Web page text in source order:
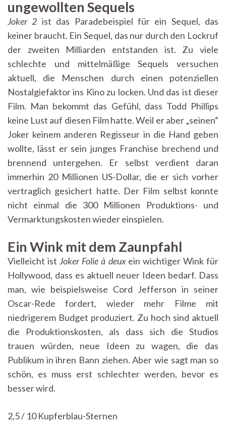
ungewollten Sequels
Joker 2 ist das Paradebeispiel für ein Sequel, das
keiner braucht. Ein Sequel, das nur durch den Lockruf
der zweiten Milliarden entstanden ist. Zu viele
schlechte und mittelmäßige Sequels versuchen
aktuell, die Menschen durch einen potenziellen
Nostalgiefaktor ins Kino zu locken. Und das ist dieser
Film. Man bekommt das Gefühl, dass Todd Phillips
keine Lust auf diesen Film hatte. Weil er aber „seinen“
Joker keinem anderen Regisseur in die Hand geben
wollte, lässt er sein junges Franchise brechend und
brennend untergehen. Er selbst verdient daran
immerhin 20 Millionen US-Dollar, die er sich vorher
vertraglich gesichert hatte. Der Film selbst konnte
nicht einmal die 300 Millionen Produktions- und
Vermarktungskosten wieder einspielen.
Ein Wink mit dem Zaunpfahl
Vielleicht istJoker Folie à deuxein wichtiger Wink für
Hollywood, dass es aktuell neuer Ideen bedarf. Dass
man, wie beispielsweise Cord Jefferson in seiner
Oscar-Rede fordert, wieder mehr Filme mit
niedrigerem Budget produziert. Zu hoch sind aktuell
die Produktionskosten, als dass sich die Studios
trauen würden, neue Ideen zu wagen, die das
Publikum in ihren Bann ziehen. Aber wie sagt man so
schön, es muss erst schlechter werden, bevor es
besser wird.
2,5 / 10 Kupferblau-Sternen